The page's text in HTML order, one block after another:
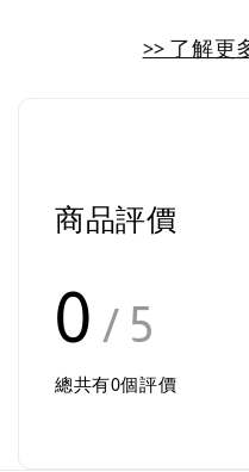
>> 了解更
商品評價
0 / 5
總共有0個評價